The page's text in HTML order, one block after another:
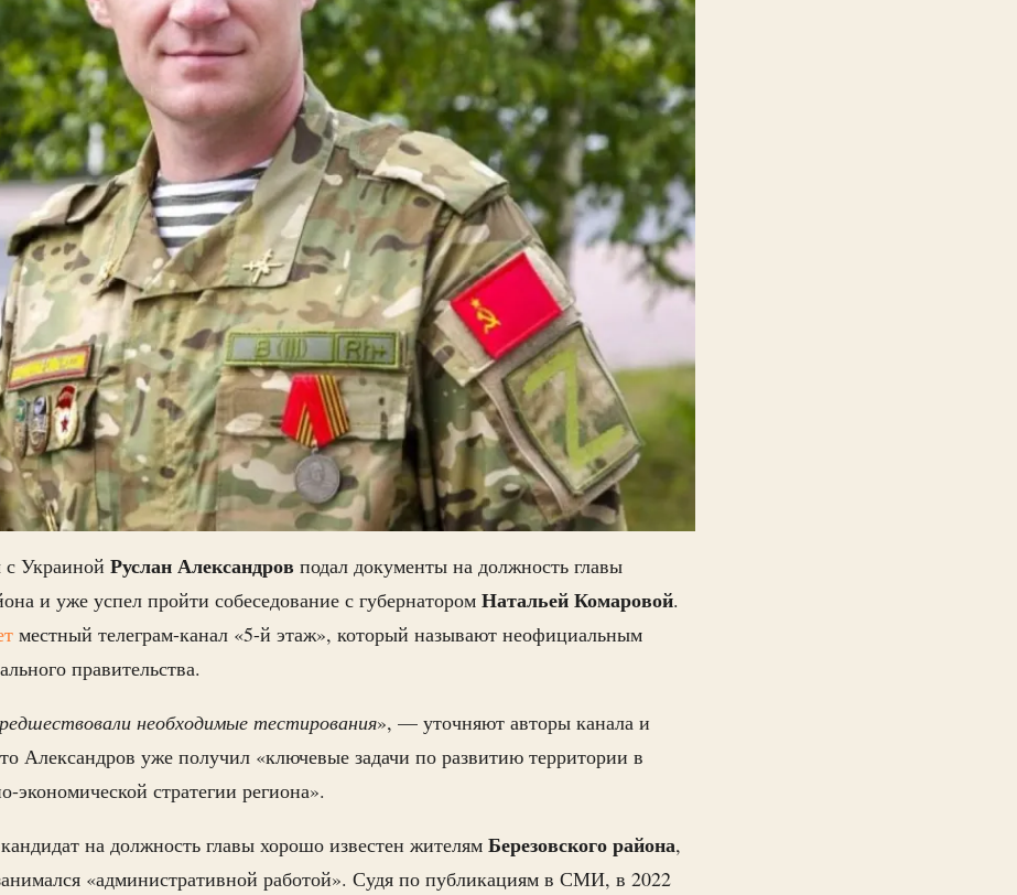
Украиной Руслан Александров подал документы на должность главы
и уже успел пройти собеседование с губернатором Натальей Комаровой.
местный телеграм-канал «5-й этаж», который называют неофициальным
правительства.
необходимые тестирования», — уточняют авторы канала и
Александров уже получил «ключевые задачи по развитию территории в
экономической стратегии региона».
на должность главы хорошо известен жителям Березовского района,
«административной работой». Судя по публикациям в СМИ, в 2022